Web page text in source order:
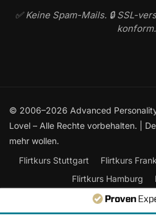
✅ Keine Spam-Mails. 🔒 SSL-
konform.
© 2006–2026 Advanced
Lovel – Alle Rechte vorbehalten. |
mehr wollen.
Flirtkurs Stuttgart
Flirtkurs
Flirtkurs Hamburg
Frauen ansprechen: Der
Flirtkurse Online